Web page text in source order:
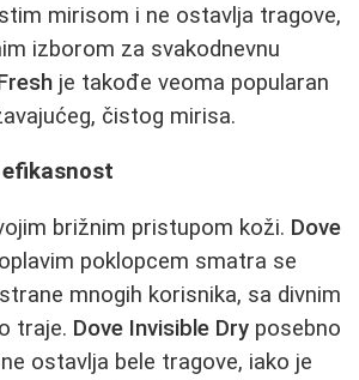
mirisom i ne ostavlja tragove,
izborom za svakodnevnu
je takođe veoma popularan
čistog mirisa.
efikasnost
brižnim pristupom koži. Dove
poklopcem smatra se
mnogih korisnika, sa divnim
traje. Dove Invisible Dry posebno
ostavlja bele tragove, iako je